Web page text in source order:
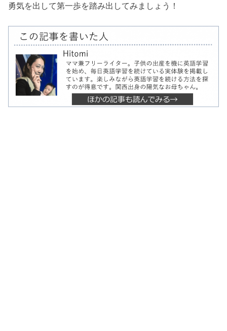
勇気を出して第一歩を踏み出してみましょう！